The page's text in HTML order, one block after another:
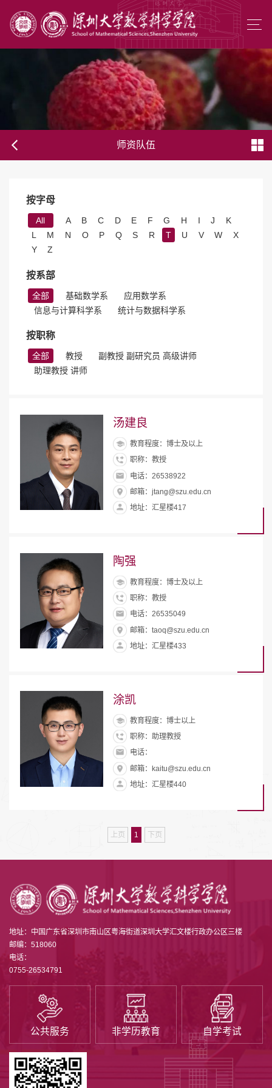
师资队伍
按字母
All A B C D E F G H I J
K
L
M N O P Q S R T U V W
X
Y
Z
按系部
全部 基础数学系
应用数学系
信息与计算科学系
统计与数据科学系
按职称
全部 教授
副教授 副研究员 高级讲师
助理教授 讲师
汤建良
教育程度：博士及以上
职称：教授
电话：26538922
邮箱：jtang@szu.edu.cn
地址：汇星楼417
陶强
教育程度：博士及以上
职称：教授
电话：26535049
邮箱：taoq@szu.edu.cn
地址：汇星楼433
涂凯
教育程度：博士以上
职称：助理教授
电话：
邮箱：kaitu@szu.edu.cn
地址：汇星楼440
上页 1 下页
地址：中国广东省深圳市南山区粤海街道深圳大学汇文楼行政办公区三楼
邮编：518060
电话：
0755-26534791
公共服务 非学历教育 自学考试